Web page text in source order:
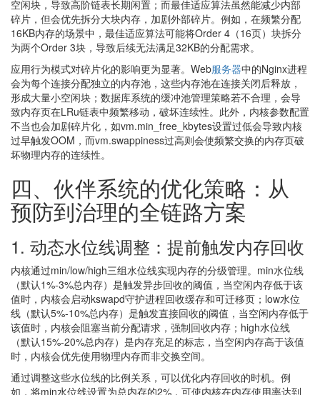
空闲块，导致高阶链表长期闲置；而最佳适应算法虽然能减少内部
碎片，但会优先拆分大块内存，加剧外部碎片。例如，在频繁分配
16KB内存的场景中，最佳适应算法可能将Order 4（16页）块拆分
为两个Order 3块，导致后续无法满足32KB的分配需求。
应用行为模式对碎片化的影响更为显著。Web服务器中的Nginx进程
会为每个连接分配独立的内存池，这些内存池在连接关闭后释放，
形成大量小空闲块；数据库系统的缓冲池管理策略若不合理，会导
致内存页在LRu链表中频繁移动，破坏连续性。此外，内核参数配置
不当也会加剧碎片化，如vm.min_free_kbytes设置过低会导致内核
过早触发OOM，而vm.swappiness过高则会使频繁交换的内存页破
坏物理内存的连续性。
四、伙伴系统的优化策略：从
预防到治理的全链路方案
1. 动态水位线调整：提前触发内存回收
内核通过min/low/high三组水位线实现内存的分级管理。min水位线
（默认1%-3%总内存）是触发异步回收的阈值，当空闲内存低于该
值时，内核会启动kswapd守护进程回收缓存和可迁移页；low水位
线（默认5%-10%总内存）是触发直接回收的阈值，当空闲内存低于
该值时，内核会阻塞当前分配请求，强制回收内存；high水位线
（默认15%-20%总内存）是内存充足的标志，当空闲内存高于该值
时，内核会优先使用物理内存而非交换空间。
通过调整这些水位线的比例关系，可以优化内存回收的时机。例
如，将min水位线设置为总内存的2%，可使内核在内存使用率达到